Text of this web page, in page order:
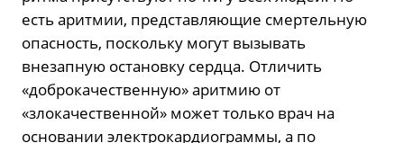
есть аритмии, представляющие смертельную
опасность, поскольку могут вызывать
внезапную остановку сердца. Отличить
«доброкачественную» аритмию от
«злокачественной» может только врач на
основании электрокардиограммы, а по